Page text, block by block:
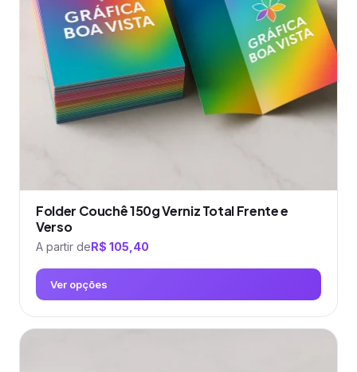
podem
ser
escolhidas
página
produto
Folder Couchê 150g Verniz Total Frente e
Verso
A partir deR$ 105,40
Ver opções
Este
produto